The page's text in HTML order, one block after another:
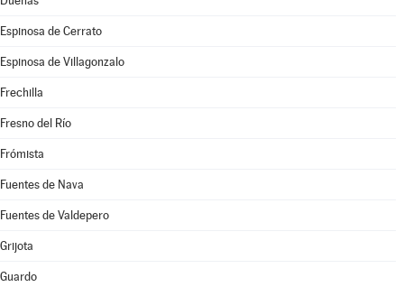
Espinosa de Cerrato
Espinosa de Villagonzalo
Frechilla
Fresno del Río
Frómista
Fuentes de Nava
Fuentes de Valdepero
Grijota
Guardo